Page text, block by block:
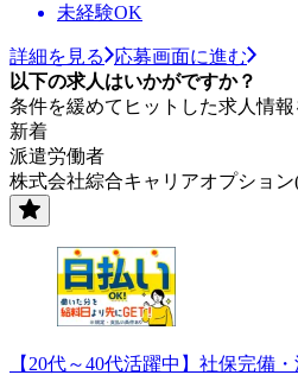
未経験OK
詳細を見る
応募画面に進む
以下の求人はいかがですか？
条件を緩めてヒットした求人情
新着
派遣労働者
株式会社綜合キャリアオプショ
【20代～40代活躍中】社保完備